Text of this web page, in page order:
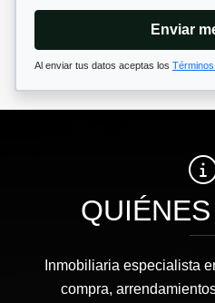
Enviar
Al enviar tus datos aceptas los
Inmobiliaria especialista
compra,